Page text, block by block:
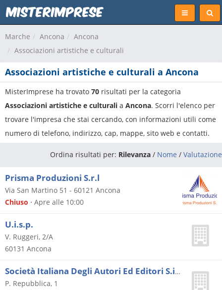
Marche Ancona
Ancona
Associazioni artistiche e culturali
Associazioni artistiche e culturali a Ancona
MisterImprese ha trovato 70 risultati per la categoria
Associazioni artistiche e culturali a Ancona. Scorri l'elenco per
trovare l'impresa che stai cercando, con informazioni utili come
numero di telefono, indirizzo, cap, mappe, sito web e contatti.
Ordina risultati per: Rilevanza / Nome / Valutazione
Prisma Produzioni S.r.l
Via San Martino 51 - 60121 Ancona
Chiuso ⋅ Apre alle 10:00
U.i.s.p.
V. Ruggeri, 2/A
60131 Ancona
Società Italiana Degli Autori Ed Editori S.i.a.e.
P. Repubblica, 1